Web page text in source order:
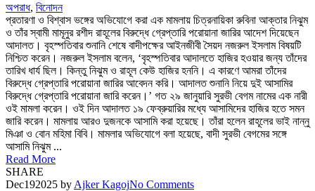
অপরাধ, বিনোদন
প্রতারণা ও বিশ্বাস ভঙ্গের অভিযোগে করা এক মামলায় চিত্রনায়িকা রুবিনা আক্তার নিঝুম
ও তাঁর স্বামী মামূনুর রশীদ রাহূলের বিরুদ্ধে গ্রেপ্তারি পরোয়ানা জারির আদেশ দিয়েছেন
আদালত। বৃহস্পতিবার শুনানি শেষে বাদীপক্ষের আইনজীবী সৈয়দ নজরুল ইসলাম বিষয়টি
নিশ্চিত করেন। নজরুল ইসলাম বলেন, ‘বৃহস্পতিবার আদালতে হাজির হওয়ার জন্য তাঁদের
তারিখ ধার্য ছিল। কিন্তু নিঝুম ও রাহূল কেউ হাজির হননি। এ কারণে আমরা তাঁদের
বিরুদ্ধে গ্রেপ্তারি পরোয়ানা জারির আবেদন করি। আদালত শুনানি নিয়ে দুই আসামির
বিরুদ্ধে গ্রেপ্তারি পরোয়ানা জারি করেন।’ গত ২৯ জানুয়ারি সুরভী বেগম নামের এক নারী
ওই মামলা করেন। ওই দিন আদালত ১৯ ফেব্রুয়ারির মধ্যে আসামিদের হাজির হতে সমন
জারি করেন। মামলায় আরও দুজনকে আসামি করা হয়েছে। তাঁরা হলেন রাহূলের ভাই নান্নু
মিঞা ও বোন মহিমা বিবি। মামলার অভিযোগে বলা হয়েছে, বাদী সুরভী বেগমের সঙ্গে
আসামি নিঝুম ...
Read More
SHARE
Dec192025 by Ajker KagojNo Comments